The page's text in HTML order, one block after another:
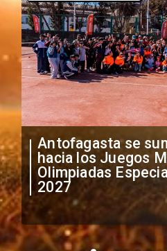
Antofagasta se
hacia los Juegos
Olimpiadas
2027